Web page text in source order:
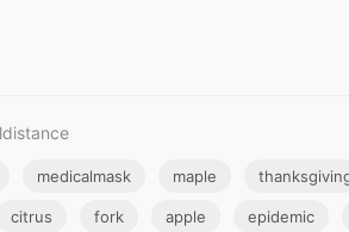
medicalmask maple
citrus fork apple epidemic